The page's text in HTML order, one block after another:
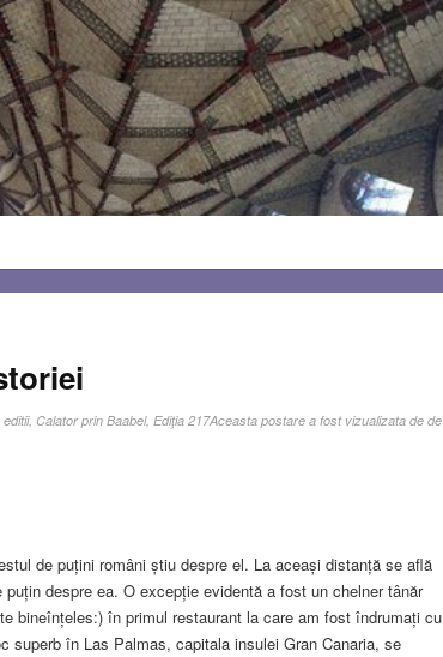
,Calator prin Baabel,Ediţia 217Aceasta postare a fost vizualizata de de
de puțini români știu despre el. La aceași distanță se află
despre ea. O excepție evidentă a fost un chelner tânăr
bineînțeles:) în primul restaurant la care am fost îndrumați cu
superb în Las Palmas, capitala insulei Gran Canaria, se